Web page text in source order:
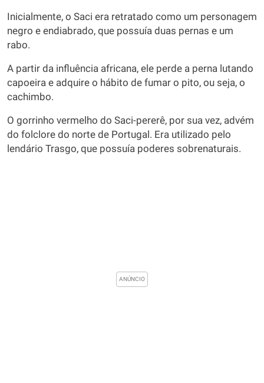
Inicialmente, o Saci era retratado como um personagem
negro e endiabrado, que possuía duas pernas e um
rabo.
A partir da influência africana, ele perde a perna lutando
capoeira e adquire o hábito de fumar o pito, ou seja, o
cachimbo.
O gorrinho vermelho do Saci-pererê, por sua vez, advém
do folclore do norte de Portugal. Era utilizado pelo
lendário Trasgo, que possuía poderes sobrenaturais.